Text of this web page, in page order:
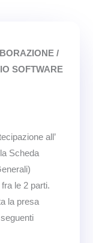
/
SOFTWARE
all’
Scheda
le 2 parti.
la presa